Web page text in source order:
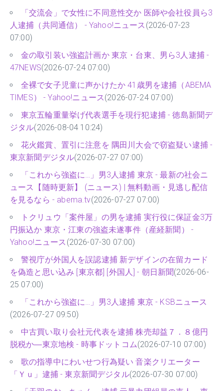
「交流会」で女性に不同意性交か 医師や会社役員ら3
人逮捕（共同通信） - Yahoo!ニュース (2026-07-23
07:00)
金の取引装い強盗計画か 東京・台東、男ら3人逮捕 -
47NEWS(2026-07-24 07:00)
全裸で女子児童に声かけたか 41歳男を逮捕（ABEMA
TIMES） - Yahoo!ニュース(2026-07-24 07:00)
東京五輪重量挙げ代表選手を現行犯逮捕 - 徳島新聞デ
ジタル(2026-08-04 10:24)
花火鑑賞、置引に注意を 隅田川大会で窃盗疑い逮捕 -
東京新聞デジタル(2026-07-27 07:00)
「これから強盗に…」男3人逮捕 東京 - 最新の社会ニ
ュース【随時更新】 (ニュース) | 無料動画・見逃し配信
を見るなら - abema.tv(2026-07-27 07:00)
トクリュウ「案件屋」の男を逮捕 実行役に保証金3万
円振込か 東京・江東の強盗未遂事件（産経新聞） -
Yahoo!ニュース (2026-07-30 07:00)
警視庁が外国人を誤認逮捕 新デザインの在留カード
を偽造と思い込み [東京都] [外国人] - 朝日新聞(2026-06-
25 07:00)
「これから強盗に…」男3人逮捕 東京 - KSBニュース
(2026-07-27 09:50)
中古買い取り会社元代表を逮捕 株売却益７．８億円
脱税か―東京地検 - 時事ドットコム(2026-07-10 07:00)
歌の指導中にわいせつ行為疑い 音楽クリエーター
「Ｙｕ」逮捕 - 東京新聞デジタル(2026-07-30 07:00)